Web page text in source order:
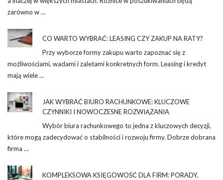
zarówno w …
CO WARTO WYBRAĆ: LEASING CZY ZAKUP NA RATY?
Przy wyborze formy zakupu warto zapoznać się z
możliwościami, wadami i zaletami konkretnych form. Leasing i kredyt
mają wiele …
JAK WYBRAĆ BIURO RACHUNKOWE: KLUCZOWE
CZYNNIKI I NOWOCZESNE ROZWIĄZANIA
Wybór biura rachunkowego to jedna z kluczowych decyzji,
które mogą zadecydować o stabilności i rozwoju firmy. Dobrze dobrana
firma …
KOMPLEKSOWA KSIĘGOWOŚĆ DLA FIRM: PORADY,